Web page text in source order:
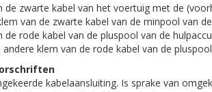
de zwarte kabel van het voertuig met de
van de zwarte kabel van de minpool van
de rode kabel van de pluspool van de hulpaccu
klem van de rode kabel van de
kabelaansluiting. Is sprake van